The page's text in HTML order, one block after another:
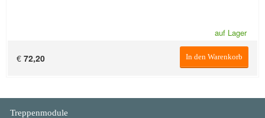
auf Lager
In den Warenkorb
€ 72,20
Treppenmodule